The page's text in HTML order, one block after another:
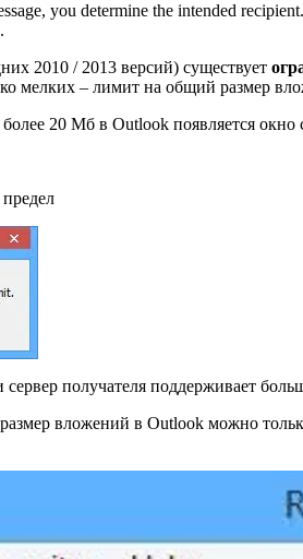
you determine the intended
2010 / 2013 версий) существует
мелких – лимит на общий размер
20 Мб в Outlook появляется окно
получателя поддерживает
вложений в Outlook можно